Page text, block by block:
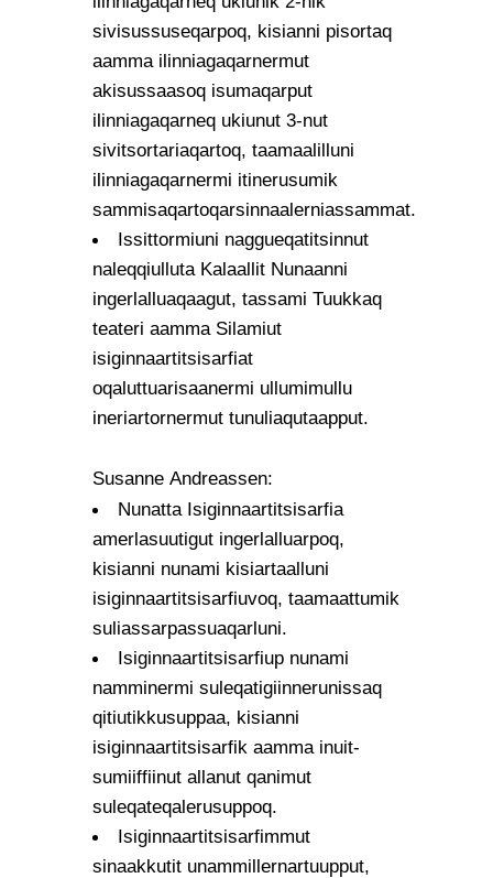
sivisussuseqarpoq, kisianni pisortaq
aamma ilinniagaqarnermut
akisussaasoq isumaqarput
ilinniagaqarneq ukiunut 3-nut
sivitsortariaqartoq, taamaalilluni
ilinniagaqarnermi itinerusumik
sammisaqartoqarsinnaalerniassammat.
Issittormiuni naggueqatitsinnut
naleqqiulluta Kalaallit Nunaanni
ingerlalluaqaagut, tassami Tuukkaq
teateri aamma Silamiut
isiginnaartitsisarfiat
oqaluttuarisaanermi ullumimullu
ineriartornermut tunuliaqutaapput.
Susanne Andreassen:
Nunatta Isiginnaartitsisarfia
amerlasuutigut ingerlalluarpoq,
kisianni nunami kisiartaalluni
isiginnaartitsisarfiuvoq, taamaattumik
suliassarpassuaqarluni.
Isiginnaartitsisarfiup nunami
namminermi suleqatigiinnerunissaq
qitiutikkusuppaa, kisianni
isiginnaartitsisarfik aamma inuit-
sumiiffiinut allanut qanimut
suleqateqalerusuppoq.
Isiginnaartitsisarfimmut
sinaakkutit unammillernartuupput,